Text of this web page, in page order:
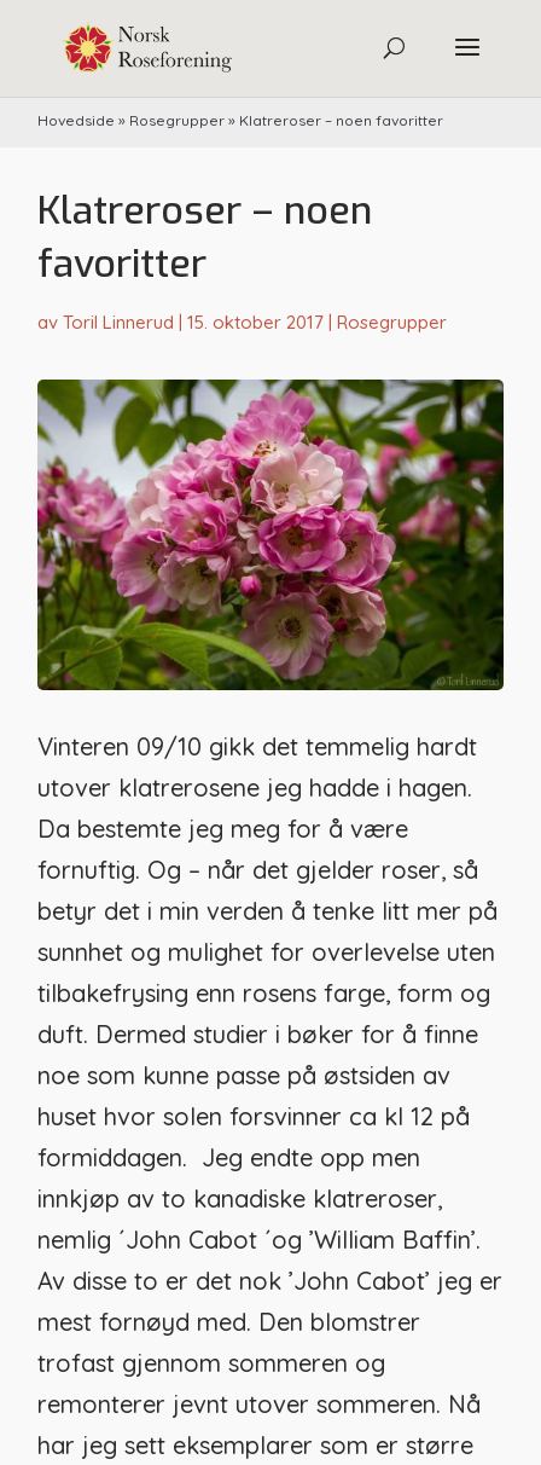
Hovedside » Rosegrupper » Klatreroser – noen favoritter
Klatreroser – noen
favoritter
avToril Linnerud |15. oktober 2017 |Rosegrupper
Vinteren 09/10 gikk det temmelig hardt
utover klatrerosene jeg hadde i hagen.
Da bestemte jeg meg for å være
fornuftig. Og – når det gjelder roser, så
betyr det i min verden å tenke litt mer på
sunnhet og mulighet for overlevelse uten
tilbakefrysing enn rosens farge, form og
duft. Dermed studier i bøker for å finne
noe som kunne passe på østsiden av
huset hvor solen forsvinner ca kl 12 på
formiddagen. Jeg endte opp men
innkjøp av to kanadiske klatreroser,
nemlig ´John Cabot ´og ’William Baffin’.
Av disse to er det nok ’John Cabot’ jeg er
mest fornøyd med. Den blomstrer
trofast gjennom sommeren og
remonterer jevnt utover sommeren. Nå
har jeg sett eksemplarer som er større